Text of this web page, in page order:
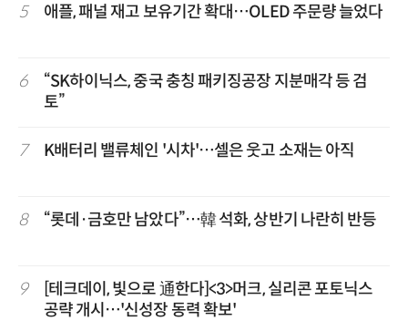
5 애플, 패널 재고 보유기간 확대…OLED 주문량 늘었다
6
“SK하이닉스, 중국 충칭 패키징공장 지분매각 등 검
토”
7 K배터리 밸류체인 '시차'…셀은 웃고 소재는 아직
8 “롯데·금호만 남았다”…韓 석화, 상반기 나란히 반등
9
[테크데이, 빛으로 通한다]<3>머크, 실리콘 포토닉스
공략 개시…'신성장 동력 확보'